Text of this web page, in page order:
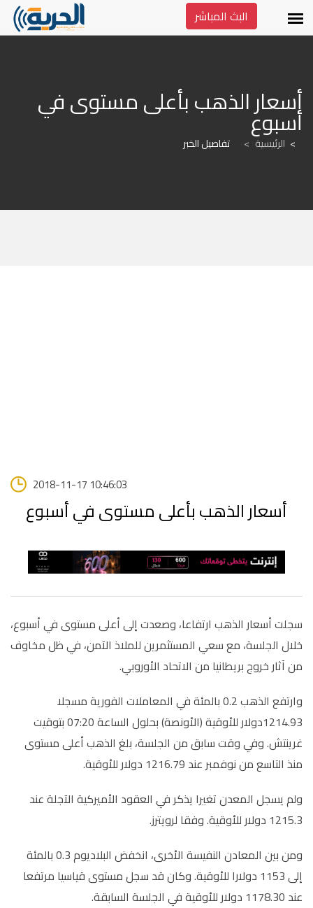
البث المباشر
أسبوع
الرئيسية > تفاصيل الخبر
2018-11-17 10:46:03
أسعار الذهب بأعلى مستوى في أسبوع
سجلت أسعار الذهب ارتفاعا، وصعدت إلى أعلى مستوى في أسبوع،
خلال الجلسة، مع سعي المستثمرين للملاذ الآمن، في ظل مخاوف
من آثار خروج بريطانيا من الاتحاد الأوروبي.
وارتفع الذهب 0.2 بالمئة في المعاملات الفورية مسجلا
1214.93دولار للأوقية (الأونصة) بحلول الساعة 07:20 بتوقيت
غرينتش. وفي وقت سابق من الجلسة، بلغ الذهب أعلى مستوى
منذ التاسع من نوفمبر عند 1216.79 دولار للأوقية.
ولم يسجل المعدن تغيرا يذكر في العقود الأميركية الآجلة عند
1215.3 دولار للأوقية. وفقا لرويترز.
ومن بين المعادن النفيسة الأخرى، انخفض البلاديوم 0.3 بالمئة
إلى 1153 دولارا للأوقية. وكان قد سجل مستوى قياسيا مرتفعا
عند 1178.30 دولار للأوقية في الجلسة السابقة.